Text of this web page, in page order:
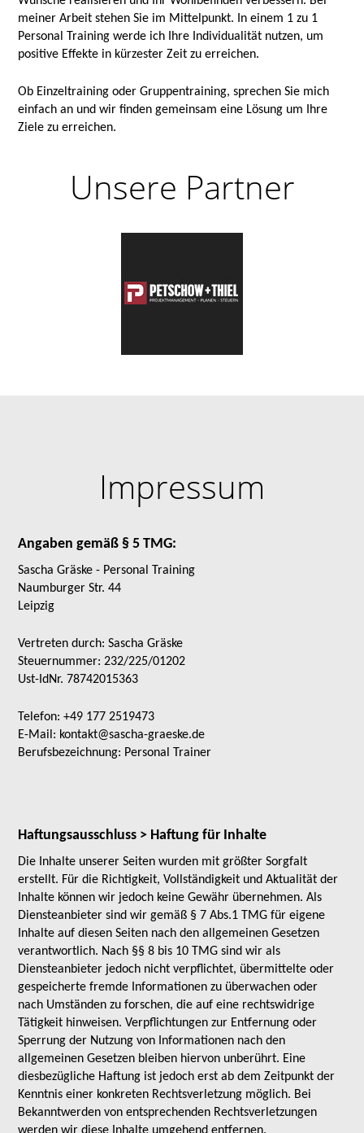
meiner Arbeit stehen Sie im Mittelpunkt. In einem 1 zu 1
Personal Training werde ich Ihre Individualität nutzen, um
positive Effekte in kürzester Zeit zu erreichen.
Ob Einzeltraining oder Gruppentraining, sprechen Sie mich
einfach an und wir finden gemeinsam eine Lösung um Ihre
Ziele zu erreichen.
Unsere Partner
Impressum
Angaben gemäß § 5 TMG:
Sascha Gräske - Personal Training
Naumburger Str. 44
Leipzig
Vertreten durch: Sascha Gräske
Steuernummer: 232/225/01202
Ust-IdNr. 78742015363
Telefon: +49 177 2519473
E-Mail: kontakt@sascha-graeske.de
Berufsbezeichnung: Personal Trainer
Haftungsausschluss > Haftung für Inhalte
Die Inhalte unserer Seiten wurden mit größter Sorgfalt
erstellt. Für die Richtigkeit, Vollständigkeit und Aktualität der
Inhalte können wir jedoch keine Gewähr übernehmen. Als
Diensteanbieter sind wir gemäß § 7 Abs.1 TMG für eigene
Inhalte auf diesen Seiten nach den allgemeinen Gesetzen
verantwortlich. Nach §§ 8 bis 10 TMG sind wir als
Diensteanbieter jedoch nicht verpflichtet, übermittelte oder
gespeicherte fremde Informationen zu überwachen oder
nach Umständen zu forschen, die auf eine rechtswidrige
Tätigkeit hinweisen. Verpflichtungen zur Entfernung oder
Sperrung der Nutzung von Informationen nach den
allgemeinen Gesetzen bleiben hiervon unberührt. Eine
diesbezügliche Haftung ist jedoch erst ab dem Zeitpunkt der
Kenntnis einer konkreten Rechtsverletzung möglich. Bei
Bekanntwerden von entsprechenden Rechtsverletzungen